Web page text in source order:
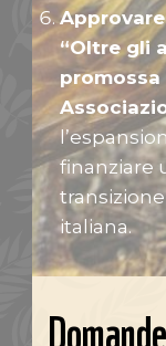
“Oltre gli
finanziare
italiana.